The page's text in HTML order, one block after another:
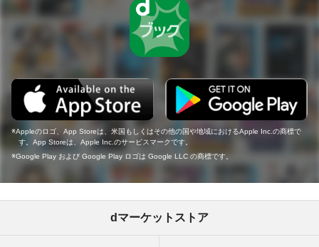
Appleのロゴ、App Storeは、米国もしくはその他の国や地域におけるApple Inc.の商標で
す。App Storeは、Apple Inc.のサービスマークです。
Google Play および Google Play ロゴは Google LLC の商標です。
dマーケットストア